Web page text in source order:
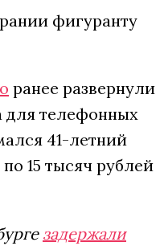
фигуранту
ранее развернули
для телефонных
41-летний
15 тысяч рублей
задержали